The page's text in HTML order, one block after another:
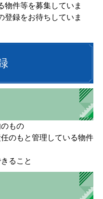
物件等を募集していま
登録をお待ちしていま
もの
のもと管理している物件
ること